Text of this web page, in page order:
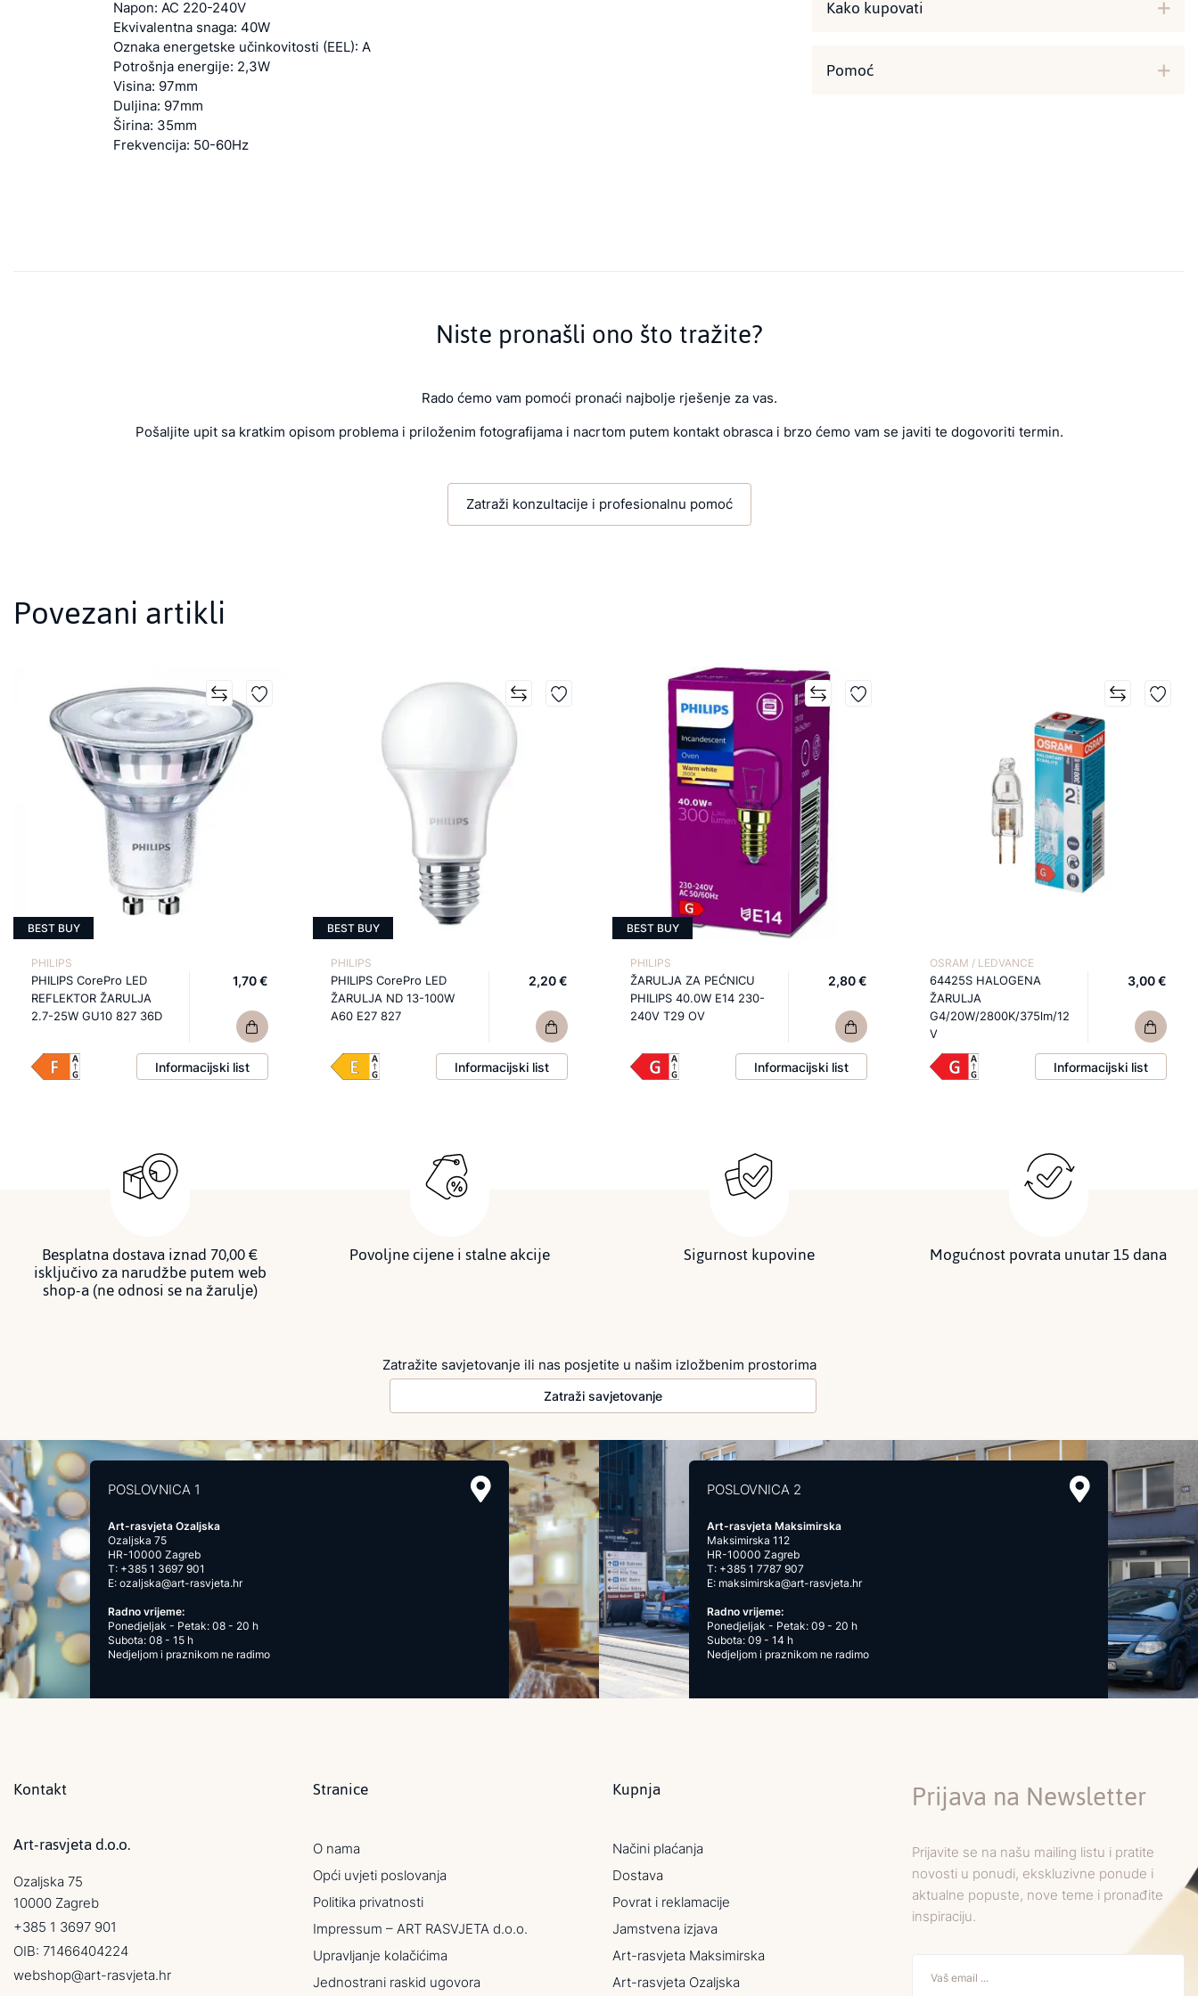
Napon: AC 220-240V
Ekvivalentna snaga: 40W
Oznaka energetske učinkovitosti (EEL): A
Potrošnja energije: 2,3W
Visina: 97mm
Duljina: 97mm
Širina: 35mm
Frekvencija: 50-60Hz
Kako kupovati
Pomoć
Niste pronašli ono što tražite?
Rado ćemo vam pomoći pronaći najbolje rješenje za vas.
Pošaljite upit sa kratkim opisom problema i priloženim fotografijama i nacrtom putem kontakt obrasca i brzo ćemo vam se javiti te dogovoriti termin.
Zatraži konzultacije i profesionalnu pomoć
Povezani artikli
BEST BUY
PHILIPS
PHILIPS CorePro LED
REFLEKTOR ŽARULJA
2.7-25W GU10 827 36D
1,70 €
Informacijski list
BEST BUY
PHILIPS
PHILIPS CorePro LED
ŽARULJA ND 13-100W
A60 E27 827
2,20 €
Informacijski list
BEST BUY
PHILIPS
ŽARULJA ZA PEĆNICU
PHILIPS 40.0W E14 230-
240V T29 OV
2,80 €
Informacijski list
OSRAM / LEDVANCE
64425S HALOGENA
ŽARULJA
G4/20W/2800K/375lm/12
V
3,00 €
Informacijski list
Besplatna dostava iznad 70,00 €
isključivo za narudžbe putem web
shop-a (ne odnosi se na žarulje)
Povoljne cijene i stalne akcije Sigurnost kupovine Mogućnost povrata unutar 15 dana
Zatražite savjetovanje ili nas posjetite u našim izložbenim prostorima
Zatraži savjetovanje
POSLOVNICA 1
Art-rasvjeta Ozaljska
Ozaljska 75
HR-10000 Zagreb
T: +385 1 3697 901
E: ozaljska@art-rasvjeta.hr
Radno vrijeme:
Ponedjeljak - Petak: 08 - 20 h
Subota: 08 - 15 h
Nedjeljom i praznikom ne radimo
POSLOVNICA 2
Art-rasvjeta Maksimirska
Maksimirska 112
HR-10000 Zagreb
T: +385 1 7787 907
E: maksimirska@art-rasvjeta.hr
Radno vrijeme:
Ponedjeljak - Petak: 09 - 20 h
Subota: 09 - 14 h
Nedjeljom i praznikom ne radimo
Kontakt
Art-rasvjeta d.o.o.
Ozaljska 75
10000 Zagreb
+385 1 3697 901
OIB: 71466404224
webshop@art-rasvjeta.hr
Stranice
O nama
Opći uvjeti poslovanja
Politika privatnosti
Impressum – ART RASVJETA d.o.o.
Upravljanje kolačićima
Jednostrani raskid ugovora
Kupnja
Načini plaćanja
Dostava
Povrat i reklamacije
Jamstvena izjava
Art-rasvjeta Maksimirska
Art-rasvjeta Ozaljska
Prijava na Newsletter
Prijavite se na našu mailing listu i pratite
novosti u ponudi, ekskluzivne ponude i
aktualne popuste, nove teme i pronađite
inspiraciju.